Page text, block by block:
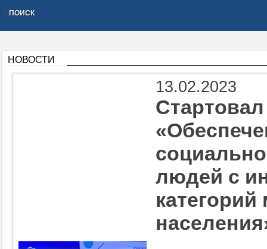
ПОИСК
НОВОСТИ
13.02.2023
людей с